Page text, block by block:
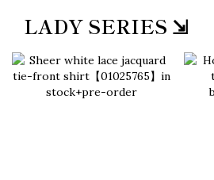
LADY SERIES ⇲